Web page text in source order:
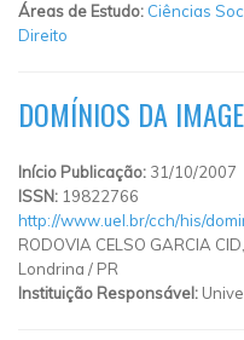
Áreas de Estudo: Ciências
Direito
DOMÍNIOS DA
Início Publicação: 31/10/2007
ISSN: 19822766
http://www.uel.br/cch/his/
RODOVIA CELSO GARCIA
Londrina / PR
Instituição Responsável: